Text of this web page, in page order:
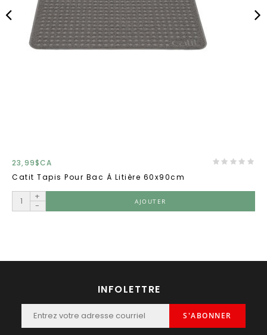
23,99$CA
Catit Tapis Pour Bac À Litière 60x90cm
+
-
AJOUTER
INFOLETTRE
S'ABONNER